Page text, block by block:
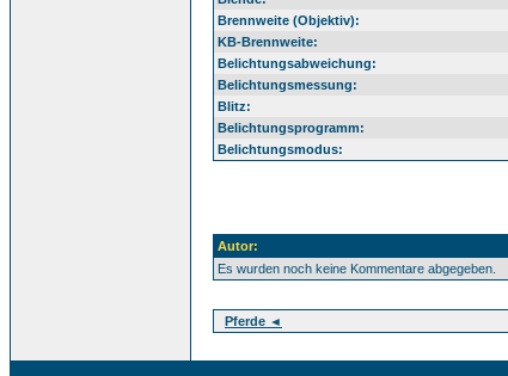
Brennweite (Objektiv):
KB-Brennweite:
Belichtungsabweichung:
Belichtungsmessung:
Blitz:
Belichtungsprogramm:
Belichtungsmodus:
Autor:
Es wurden noch keine Kommentare abgegeben.
Pferde ◄